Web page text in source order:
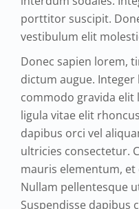
porttitor suscipit.
vestibulum elit
Donec sapien lorem,
dictum augue.
commodo gravida elit
ligula vitae elit
dapibus orci vel
ultricies consectetur.
mauris elementum,
Nullam pellentesque
Suspendisse